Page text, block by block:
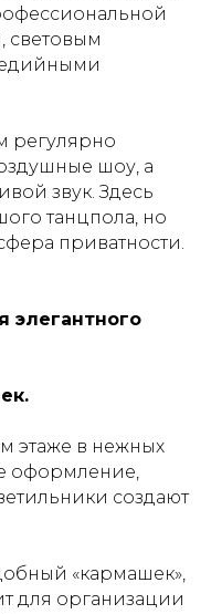
световым
регулярно
шоу, а
звук. Здесь
танцпола, но
приватности.
элегантного
этаже в нежных
оформление,
создают
«кармашек»,
для организации